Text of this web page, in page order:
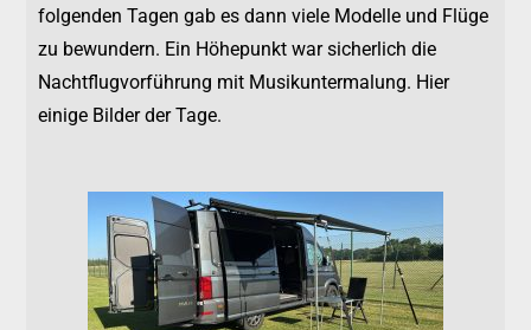
folgenden Tagen gab es dann viele Modelle und Flüge
zu bewundern. Ein Höhepunkt war sicherlich die
Nachtflugvorführung mit Musikuntermalung. Hier
einige Bilder der Tage.